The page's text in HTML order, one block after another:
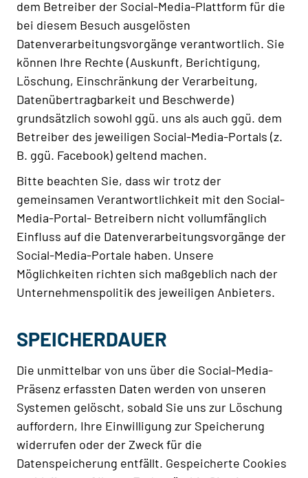
dem Betreiber der Social-Media-Plattform für die
bei diesem Besuch ausgelösten
Datenverarbeitungsvorgänge verantwortlich. Sie
können Ihre Rechte (Auskunft, Berichtigung,
Löschung, Einschränkung der Verarbeitung,
Datenübertragbarkeit und Beschwerde)
grundsätzlich sowohl ggü. uns als auch ggü. dem
Betreiber des jeweiligen Social-Media-Portals (z.
B. ggü. Facebook) geltend machen.
Bitte beachten Sie, dass wir trotz der
gemeinsamen Verantwortlichkeit mit den Social-
Media-Portal- Betreibern nicht vollumfänglich
Einfluss auf die Datenverarbeitungsvorgänge der
Social-Media-Portale haben. Unsere
Möglichkeiten richten sich maßgeblich nach der
Unternehmenspolitik des jeweiligen Anbieters.
SPEICHERDAUER
Die unmittelbar von uns über die Social-Media-
Präsenz erfassten Daten werden von unseren
Systemen gelöscht, sobald Sie uns zur Löschung
auffordern, Ihre Einwilligung zur Speicherung
widerrufen oder der Zweck für die
Datenspeicherung entfällt. Gespeicherte Cookies